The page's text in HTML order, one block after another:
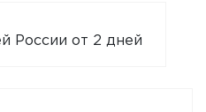
России от 2 дней